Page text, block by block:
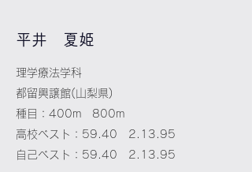
​平井 夏姫
理学療法学科
​都留興譲館(山梨県)
種目：400m 800m
高校ベスト：59.40 2.13.95
​自己ベスト：59.40 2.13.95